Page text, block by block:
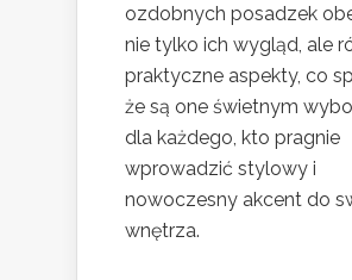
ozdobnych posadzek
nie tylko ich wygląd, ale
praktyczne aspekty, co
że są one świetnym
dla każdego, kto pragnie
wprowadzić stylowy i
nowoczesny akcent do
wnętrza.